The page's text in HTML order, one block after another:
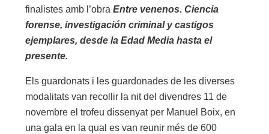
finalistes amb l’obraEntre venenos. Ciencia
forense, investigación criminal y castigos
ejemplares, desde la Edad Media hasta el
presente.
Els guardonats i les guardonades de les diverses
modalitats van recollir la nit del divendres 11 de
novembre el trofeu dissenyat per Manuel Boix, en
una gala en la qual es van reunir més de 600